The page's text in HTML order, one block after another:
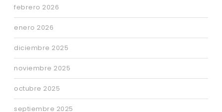
febrero 2026
enero 2026
diciembre 2025
noviembre 2025
octubre 2025
septiembre 2025